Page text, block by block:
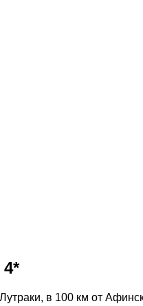
в 100 км от